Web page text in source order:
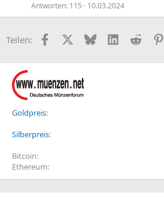
Antworten 115 10.03.2024
Teilen: FacebookX (Twitter)
BlueskyLinkedIn
Reddit
Goldpreis
Silberpreis
Bitcoin
Ethereum